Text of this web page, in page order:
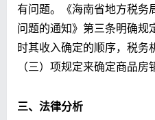
有问题。《海南省地方税务
问题的通知》第三条明确规
时其收入确定的顺序，税务
（三）项规定来确定商品房
三、 法律分析